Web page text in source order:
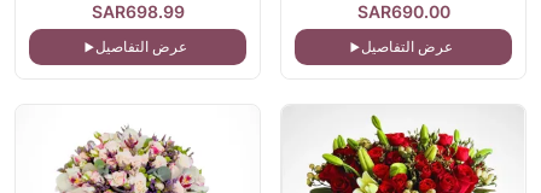
SAR690.00
عرض التفاصيل
SAR698.99
عرض التفاصيل